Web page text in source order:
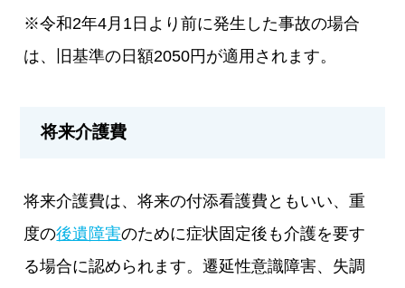
※令和2年4月1日より前に発生した事故の場合
は、旧基準の日額2050円が適用されます。
将来介護費
将来介護費は、将来の付添看護費ともいい、重
度の後遺障害のために症状固定後も介護を要す
る場合に認められます。遷延性意識障害、失調